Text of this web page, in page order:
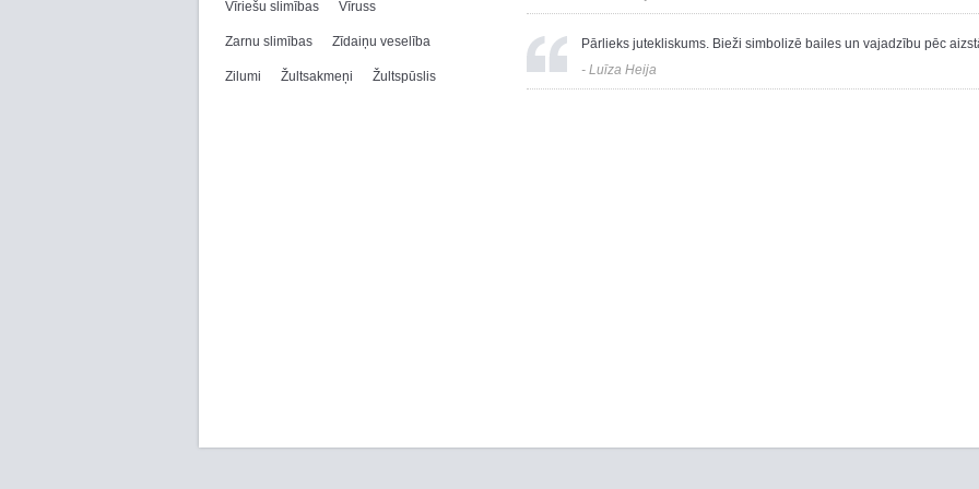
Vīriešu slimības Vīruss
Zarnu slimības Zīdaiņu veselība
Zilumi Žultsakmeņi Žultspūslis
Pārlieks jutekliskums. Bieži simbolizē bailes un vajadzību pēc
- Luīza Heija